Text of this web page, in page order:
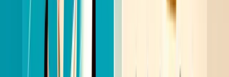
Veelgemaakte fouten bij
LinkedIn outreach
a het analyseren van duizenden recruiter-